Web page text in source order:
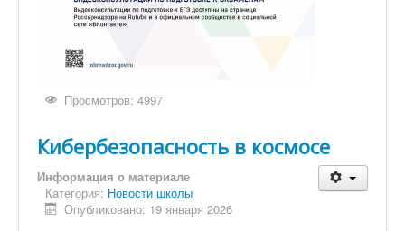
Просмотров: 4997
Кибербезопасность в космосе
Информация о материале
Категория: Новости школы
Опубликовано: 19 января 2026